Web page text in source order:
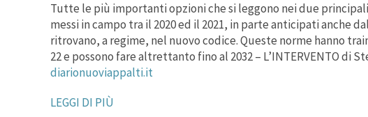
Tutte le più importanti opzioni che si leggono nei due
messi in campo tra il 2020 ed il 2021, in parte anticipati anche
ritrovano, a regime, nel nuovo codice. Queste norme hanno
22 e possono fare altrettanto fino al 2032 – L’INTERVENTOdi
diarionuoviappalti.it
LEGGI DI PIÙ